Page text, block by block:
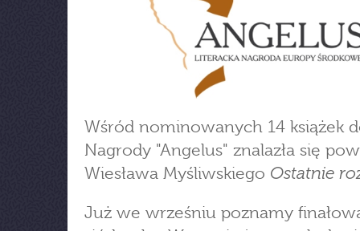
Wśród nominowanych 14 książek
Nagrody "Angelus" znalazła się
Wiesława Myśliwskiego Ostatnie
Już we wrześniu poznamy